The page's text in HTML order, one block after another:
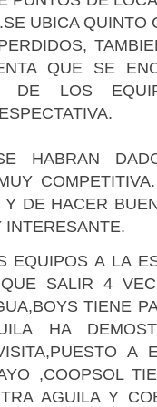
UBICA QUINTO
QUE SE
DE LOS
HABRAN
DE HACER
INTERESANTE.
EQUIPOS A LA
SALIR 4
TIENE
HA
A
,COOPSOL
AGUILA Y